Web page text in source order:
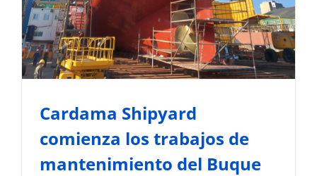
Cardama Shipyard
comienza los trabajos de
mantenimiento del Buque